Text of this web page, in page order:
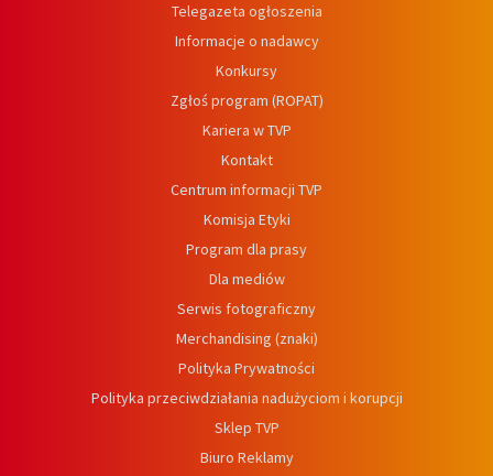
Telegazeta ogłoszenia
Informacje o nadawcy
Konkursy
Zgłoś program (ROPAT)
Kariera w TVP
Kontakt
Centrum informacji TVP
Komisja Etyki
Program dla prasy
Dla mediów
Serwis fotograficzny
Merchandising (znaki)
Polityka Prywatności
Polityka przeciwdziałania nadużyciom i korupcji
Sklep TVP
Biuro Reklamy